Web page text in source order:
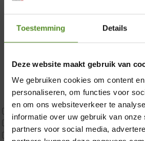
Toestemming Details
Deze website maakt gebruik van
We gebruiken cookies om content
personaliseren, om functies voor
en om ons websiteverkeer te
informatie over uw gebruik van onze
partners voor social media,
1 persoon
2 personen
Materiaal
Latex
Traagschuim
Tweepersoons 1 kern product
Tweepersoons 2 kernen